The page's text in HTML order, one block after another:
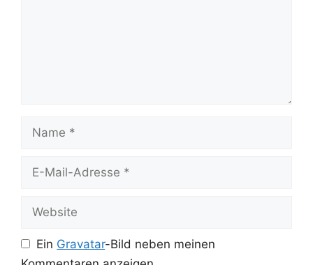
Name
Website
Ein Gravatar-Bild neben meinen